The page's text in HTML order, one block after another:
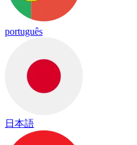
português
日本語